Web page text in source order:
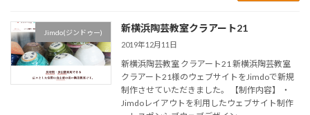
Jimdo(ジンドゥー) 新横浜陶芸教室クラアート21
2019年12月11日
新横浜陶芸教室 クラアート21 新横浜陶芸教室
クラアート21様のウェブサイトをJimdoで新規
制作させていただきました。 【制作内容】 ・
Jimdoレイアウトを利用したウェブサイト制作